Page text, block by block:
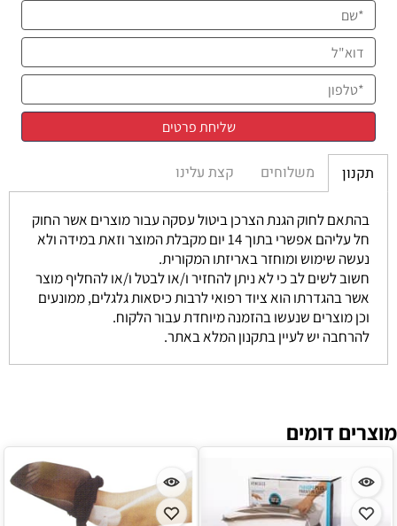
תקנון משלוחים קצת עלינו
בהתאם לחוק הגנת הצרכן ביטול עסקה עבור מוצרים אשר החוק
חל עליהם אפשרי בתוך 14 יום מקבלת המוצר וזאת במידה ולא
נעשה שימוש ומוחזר באריזתו המקורית.
חשוב לשים לב כי לא ניתן להחזיר ו/או לבטל ו/או להחליף מוצר
אשר בהגדרתו הוא ציוד רפואי לרבות כיסאות גלגלים, ממונעים
וכן מוצרים שנעשו בהזמנה מיוחדת עבור הלקוח.
להרחבה יש לעיין בתקנון המלא באתר.
מוצרים דומים